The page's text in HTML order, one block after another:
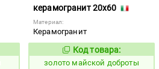
керамогранит 20x60
Материал:
Керамогранит
522122
Код товара:
золото майской доброты